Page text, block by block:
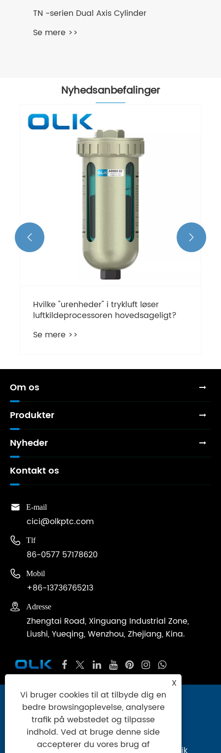
TN -serien Dual Axis Cylinder
Se mere >>
Nyhedsanbefalinger
Hvilke "urenheder" i trykluft løser
luftkildeprocessoren hovedsageligt?
Se mere >>
 
Om os
Produkter
Nyheder
Kontakt os
 E-mail
cici@olkptc.com
 Tlf
86-0577 57178620
 Mobil
+86-13736765213
 Adresse
Zhengtai Road, Xinguang Industrial Zone,
Liushi, Yueqing, Wenzhou, Zhejiang, Kina.
Copyright © 2024 Zhejiang Ouleikai
Pneumatic Co., Ltd. Alle rettigheder
forbeholdes.
X
Vi bruger cookies til at tilbyde dig en
bedre browsingoplevelse, analysere
trafik på webstedet og tilpasse
indhold. Ved at bruge denne side
accepterer du vores brug af